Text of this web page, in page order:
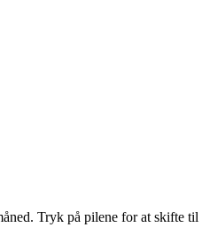
Tryk på pilene for at skifte til